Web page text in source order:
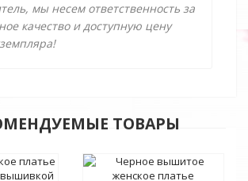
мы несем ответственность за
качество и доступную цену
ТОВАРЫ